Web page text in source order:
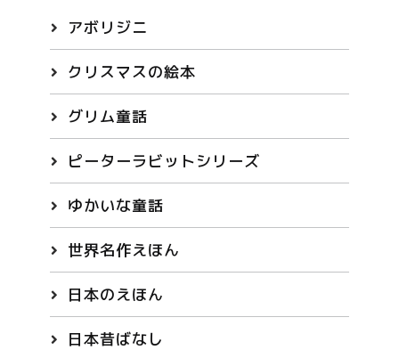
アボリジニ
クリスマスの絵本
グリム童話
ピーターラビットシリーズ
ゆかいな童話
世界名作えほん
日本のえほん
日本昔ばなし